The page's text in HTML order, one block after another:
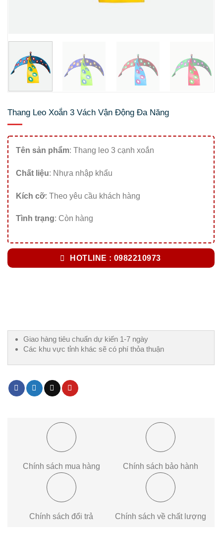
Thang Leo Xoắn 3 Vách Vận Động Đa Năng
Tên sản phẩm: Thang leo 3 cạnh xoắn
Chất liệu: Nhựa nhập khẩu
Kích cỡ: Theo yêu cầu khách hàng
Tình trạng: Còn hàng
HOTLINE : 0982210973
Giao hàng tiêu chuẩn dự kiến 1-7 ngày
Các khu vực tỉnh khác sẽ có phí thỏa thuận
Chính sách mua hàng Chính sách bảo hành
Chính sách đổi trả Chính sách về chất lượng